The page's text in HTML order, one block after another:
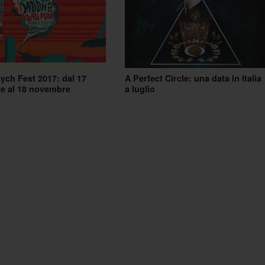
Fest 2017: dal 17
al 18 novembre
A Perfect Circle: una data in Italia
a luglio